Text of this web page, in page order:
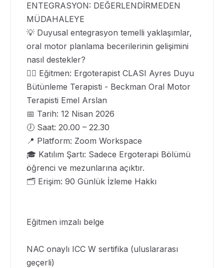
ENTEGRASYON: DEĞERLENDİRMEDEN
MÜDAHALEYE
💡 Duyusal entegrasyon temelli yaklaşımlar,
oral motor planlama becerilerinin gelişimini
nasıl destekler?
👩‍⚕️ Eğitmen: Ergoterapist CLASI Ayres Duyu
Bütünleme Terapisti - Beckman Oral Motor
Terapisti Emel Arslan
📅 Tarih: 12 Nisan 2026
🕖 Saat: 20.00 – 22.30
📍 Platform: Zoom Workspace
🎓 Katılım Şartı: Sadece Ergoterapi Bölümü
öğrenci ve mezunlarına açıktır.
🗂️ Erişim: 90 Günlük İzleme Hakkı
Eğitmen imzalı belge
NAC onaylı ICC W sertifika (uluslararası
geçerli)